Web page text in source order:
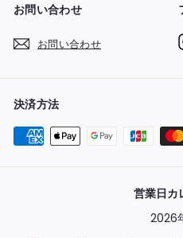
お問い合わせ
お問い合わせ
決済方法
営業日カ
2026